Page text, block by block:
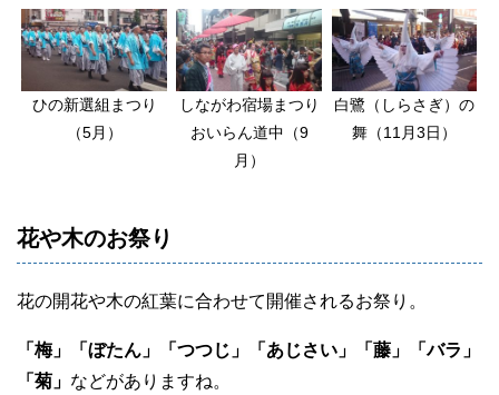
ひの新選組まつり
（5月）
しながわ宿場まつり
おいらん道中（9
月）
白鷺（しらさぎ）の
舞（11月3日）
花や木のお祭り
花の開花や木の紅葉に合わせて開催されるお祭り。
「梅」「ぼたん」「つつじ」「あじさい」「藤」「バラ」
「菊」 などがありますね。